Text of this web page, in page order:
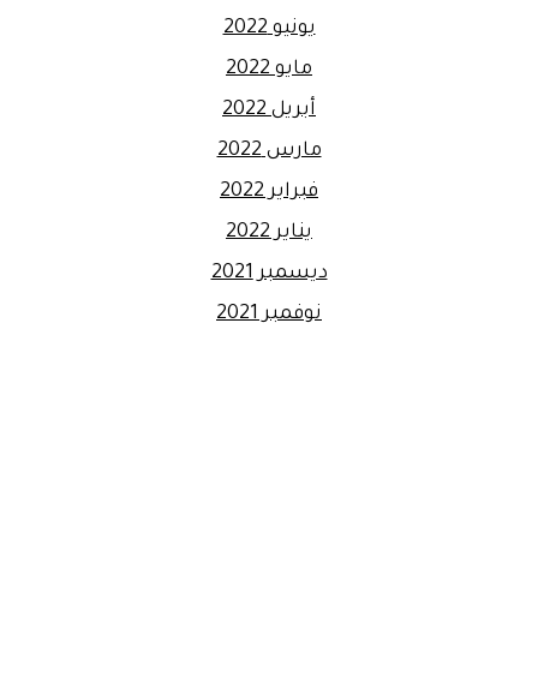
يونيو 2022
مايو 2022
أبريل 2022
مارس 2022
فبراير 2022
يناير 2022
ديسمبر 2021
نوفمبر 2021